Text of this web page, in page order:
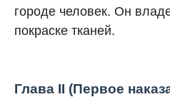
городе человек. Он
покраске тканей.
Глава II (Первое